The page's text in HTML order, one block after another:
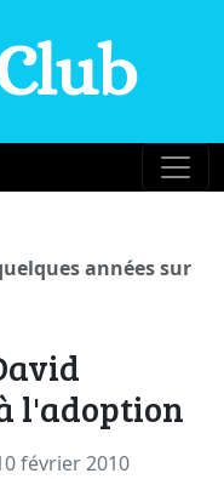
années sur
l'adoption
février 2010